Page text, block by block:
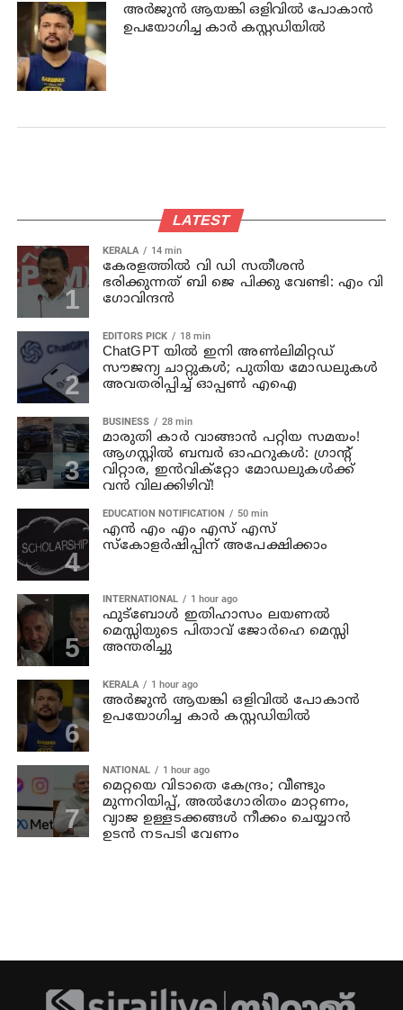
അര്‍ജുന്‍ ആയങ്കി ഒളിവില്‍ പോകാന്‍
ഉപയോഗിച്ച കാര്‍ കസ്റ്റഡിയില്‍
LATEST
KERALA 14 min
കേരളത്തില്‍ വി ഡി സതീശന്‍
ഭരിക്കുന്നത് ബി ജെ പിക്കു വേണ്ടി: എം വി
ഗോവിന്ദന്‍
EDITORS PICK 18 min
ChatGPT യിൽ ഇനി അൺലിമിറ്റഡ്
സൗജന്യ ചാറ്റുകൾ; പുതിയ മോഡലുകൾ
അവതരിപ്പിച്ച് ഓപ്പൺ എഐ
BUSINESS 28 min
മാരുതി കാർ വാങ്ങാൻ പറ്റിയ സമയം!
ആഗസ്റ്റിൽ ബമ്പർ ഓഫറുകൾ: ഗ്രാന്റ്
വിറ്റാര, ഇൻവിക്റ്റോ മോഡലുകൾക്ക്
വൻ വിലക്കിഴിവ്!
EDUCATION NOTIFICATION 50 min
എൻ എം എം എസ് എസ്
സ്കോളർഷിപ്പിന് അപേക്ഷിക്കാം
INTERNATIONAL 1 hour ago
ഫുട്ബോൾ ഇതിഹാസം ലയണൽ
മെസ്സിയുടെ പിതാവ് ജോർഹെ മെസ്സി
അന്തരിച്ചു
KERALA 1 hour ago
അര്‍ജുന്‍ ആയങ്കി ഒളിവില്‍ പോകാന്‍
ഉപയോഗിച്ച കാര്‍ കസ്റ്റഡിയില്‍
NATIONAL 1 hour ago
മെറ്റയെ വിടാതെ കേന്ദ്രം; വീണ്ടും
മുന്നറിയിപ്പ്, അൽഗോരിതം മാറ്റണം,
വ്യാജ ഉള്ളടക്കങ്ങൾ നീക്കം ചെയ്യാൻ
ഉടൻ നടപടി വേണം